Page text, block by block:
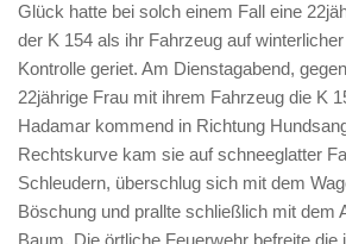
Glück hatte bei solch einem Fall eine
der K 154 als ihr Fahrzeug auf
Kontrolle geriet. Am Dienstagabend,
22jährige Frau mit ihrem Fahrzeug die K
Hadamar kommend in Richtung
Rechtskurve kam sie auf schneeglatter
Schleudern, überschlug sich mit dem
Böschung und prallte schließlich mit dem
Baum. Die örtliche Feuerwehr befreite die